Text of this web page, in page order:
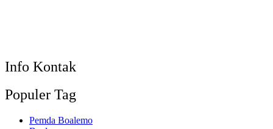
Info Kontak
Populer Tag
Pemda Boalemo